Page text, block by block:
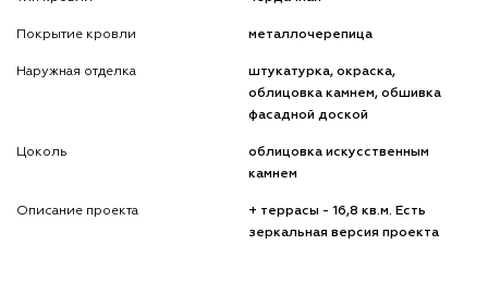
Покрытие кровли металлочерепица
Наружная отделка
штукатурка, окраска,
облицовка камнем, обшивка
фасадной доской
Цоколь
облицовка искусственным
камнем
Описание проекта
+ террасы - 16,8 кв.м. Есть
зеркальная версия проекта